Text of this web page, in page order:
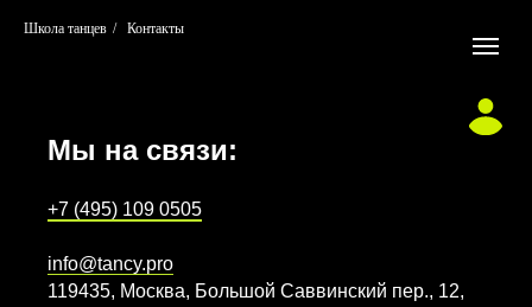
Школа танцев / Контакты
Мы на связи:
+7 (495) 109 0505
info@tancy.pro
119435, Москва, Большой Саввинский пер., 12,